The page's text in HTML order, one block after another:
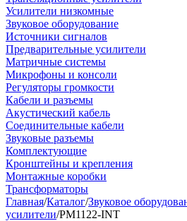
Усилители низкомные
Звуковое оборудование
Источники сигналов
Предварительные усилители
Матричные системы
Микрофоны и консоли
Регуляторы громкости
Кабели и разъемы
Акустический кабель
Соединительные кабели
Звуковые разъемы
Комплектующие
Кронштейны и крепления
Монтажные коробки
Трансформаторы
Главная/Каталог/Звуковое
усилители/PM1122-INT